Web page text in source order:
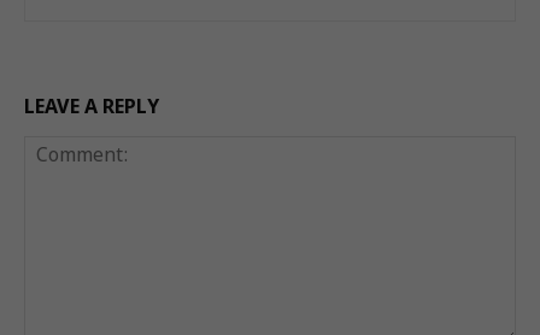
LEAVE A REPLY